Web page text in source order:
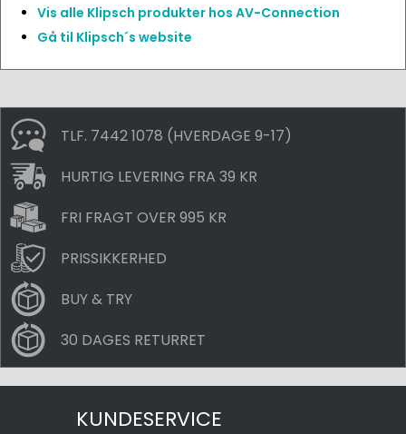
Vis alle Klipsch produkter hos AV-Connection
Gå til Klipsch´s website
TLF. 7442 1078 (HVERDAGE 9-17)
HURTIG LEVERING FRA 39 KR
FRI FRAGT OVER 995 KR
PRISSIKKERHED
BUY & TRY
30 DAGES RETURRET
KUNDESERVICE